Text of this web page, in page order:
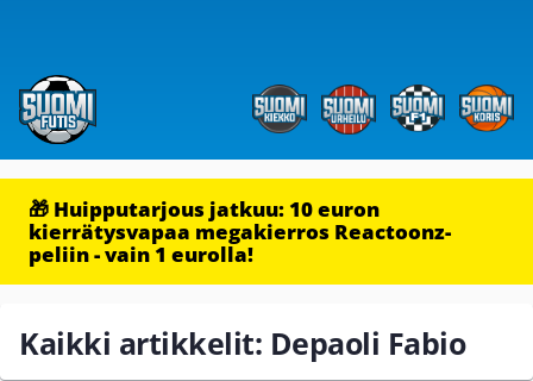
🎁 Huipputarjous jatkuu: 10 euron
kierrätysvapaa megakierros Reactoonz-
peliin - vain 1 eurolla!
Kaikki artikkelit: Depaoli Fabio